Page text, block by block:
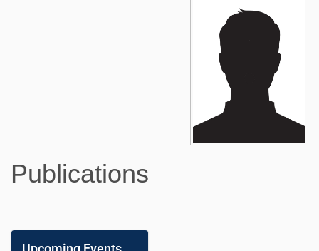
Publications